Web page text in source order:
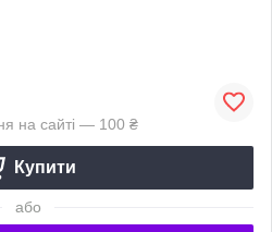
на сайті — 100 ₴
Купити
або